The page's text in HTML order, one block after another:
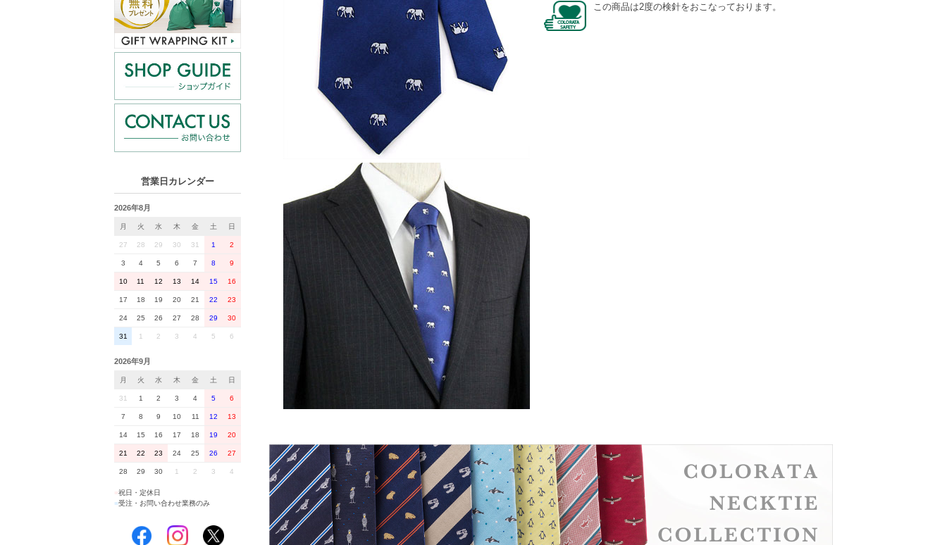
営業日カレンダー
2026年8月
月 火 水 木 金 土 日
27 28 29 30 31 1 2
3 4 5 6 7 8 9
10 11 12 13 14 15 16
17 18 19 20 21 22 23
24 25 26 27 28 29 30
31 1 2 3 4 5 6
2026年9月
月 火 水 木 金 土 日
31 1 2 3 4 5 6
7 8 9 10 11 12 13
14 15 16 17 18 19 20
21 22 23 24 25 26 27
28 29 30 1 2 3 4
祝日・定休日
■受注・お問い合わせ業務のみ
この商品は2度の検針をおこなっております。